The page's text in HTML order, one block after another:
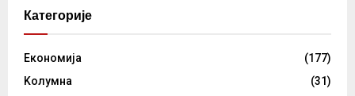
Категорије
Eкономија
(177)
Kолумнa
(31)